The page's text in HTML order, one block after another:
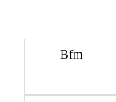
Bfm